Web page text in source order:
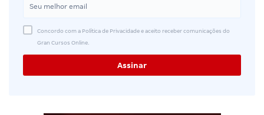
Concordo com a Política de Privacidade e aceito receber comunicações do
Gran Cursos Online.